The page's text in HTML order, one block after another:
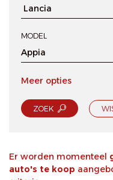
MODEL
Meer opties
ZOEK
Er worden momenteel
auto's te koop